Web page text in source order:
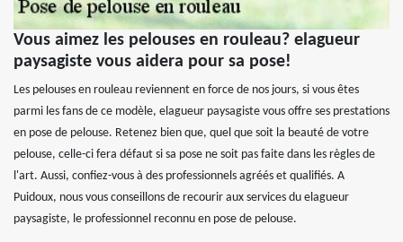
Vous aimez les pelouses en rouleau? elagueur
paysagiste vous aidera pour sa pose!
Les pelouses en rouleau reviennent en force de nos jours, si vous êtes
parmi les fans de ce modèle, elagueur paysagiste vous offre ses prestations
en pose de pelouse. Retenez bien que, quel que soit la beauté de votre
pelouse, celle-ci fera défaut si sa pose ne soit pas faite dans les règles de
l'art. Aussi, confiez-vous à des professionnels agréés et qualifiés. A
Puidoux, nous vous conseillons de recourir aux services du elagueur
paysagiste, le professionnel reconnu en pose de pelouse.